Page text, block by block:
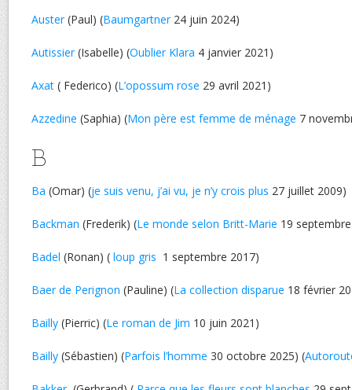
Auster(Paul) (Baumgartner24 juin 2024)
Autissier(Isabelle) (Oublier Klara 4 janvier 2021)
Axat ( Federico) (L’opossum rose 29 avril 2021)
Azzedine (Saphia) (Mon père est femme de ménage 7
B
Ba (Omar) (je suis venu, j’ai vu, je n’y crois plus 27 juillet 2009)
Backman (Frederik) (Le monde selon Britt-Marie 19
Badel (Ronan) ( loup gris 1 septembre 2017)
Baer de Perignon (Pauline) (La collection disparue 18 février
Bailly (Pierric) (Le roman de Jim 10 juin 2021)
Bailly (Sébastien) (Parfois l’homme 30 octobre 2025) (